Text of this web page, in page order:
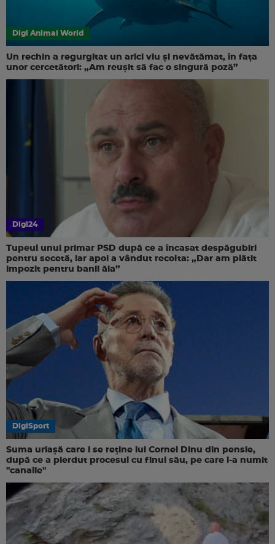
Digi Animal World
Un rechin a regurgitat un arici viu și nevătămat, în fața
unor cercetători: „Am reușit să fac o singură poză”
Digi24
Tupeul unui primar PSD după ce a încasat despăgubiri
pentru secetă, iar apoi a vândut recolta: „Dar am plătit
impozit pentru banii ăia”
DigiSport
Suma uriașă care i se reține lui Cornel Dinu din pensie,
după ce a pierdut procesul cu finul său, pe care l-a numit
"canalie"